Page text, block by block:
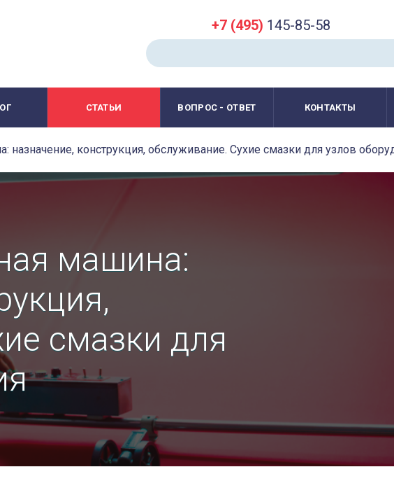
+7 (495) 145-85-58
СТАТЬИ ВОПРОС - ОТВЕТ КОНТАКТЫ
конструкция, обслуживание. Сухие смазки для узлов
машина:
смазки для